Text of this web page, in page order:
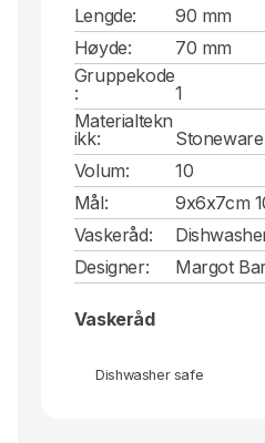
Lengde:
90 mm
Høyde:
70 mm
Gruppekode
:
1
Materialtekn
ikk:
Stoneware
Volum:
10
Mål:
9x6x7cm
Vaskeråd:
Designer:
Margot
Vaskeråd
Dishwasher safe